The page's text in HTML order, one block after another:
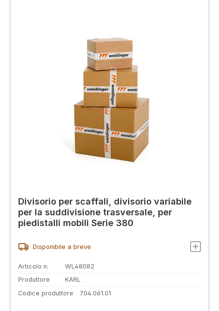
Divisorio per scaffali, divisorio variabile
per la suddivisione trasversale, per
piedistalli mobili Serie 380
Disponibile a breve
Articolo n.
WL48082
Produttore
KARL
Codice produttore
704.061.01